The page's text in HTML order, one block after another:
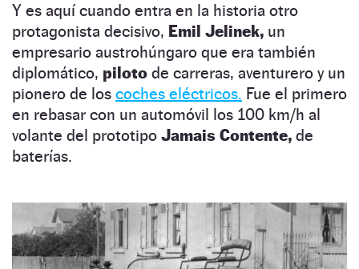
Y es aquí cuando entra en la historia otro
protagonista decisivo, Emil Jelinek, un
empresario austrohúngaro que era también
diplomático, piloto de carreras, aventurero y un
pionero de los coches eléctricos. Fue el primero
en rebasar con un automóvil los 100 km/h al
volante del prototipo Jamais Contente, de
baterías.